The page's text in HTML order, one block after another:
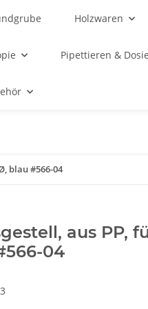
Holzwaren
Pipettieren &
blau #566-04
aus PP,
04